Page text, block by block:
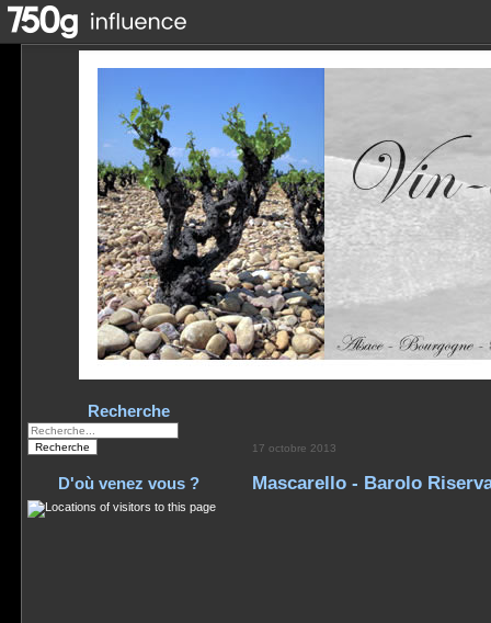
Recherche
D'où venez vous ?
17 octobre 2013
Mascarello - Barolo